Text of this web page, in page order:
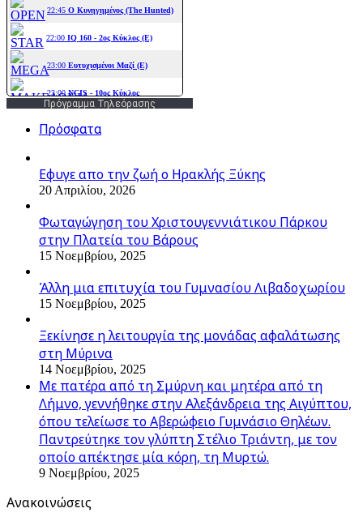
Πρόγραμμα Τηλεόρασης
Πρόσφατα
Εφυγε απο την ζωή o Ηρακλής Ξύκης
20 Απριλίου, 2026
Φωταγώγηση του Χριστουγεννιάτικου Πάρκου
στην Πλατεία του Βάρους
15 Νοεμβρίου, 2025
Άλλη μια επιτυχία του Γυμνασίου Λιβαδοχωρίου
15 Νοεμβρίου, 2025
Ξεκίνησε η λειτουργία της μονάδας αφαλάτωσης
στη Μύρινα
14 Νοεμβρίου, 2025
Με πατέρα από τη Σμύρνη και μητέρα από τη
Λήμνο, γεννήθηκε στην Αλεξάνδρεια της Αιγύπτου,
όπου τελείωσε το Αβερώφειο Γυμνάσιο Θηλέων.
Παντρεύτηκε τον γλύπτη Στέλιο Τριάντη, με τον
οποίο απέκτησε μία κόρη, τη Μυρτώ.
9 Νοεμβρίου, 2025
Ανακοινώσεις